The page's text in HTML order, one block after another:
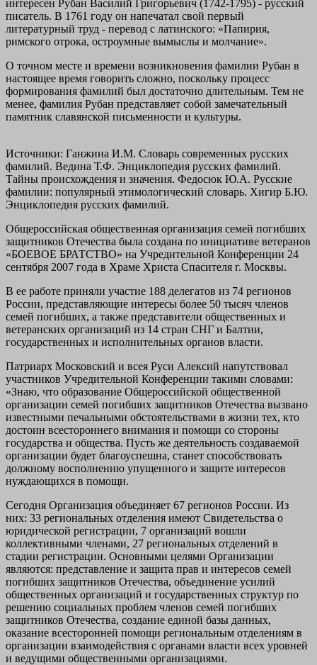
интересен Рубан Василий Григорьевич (1742-1795) - русский
писатель. В 1761 году он напечатал свой первый
литературный труд - перевод с латинского: «Папирия,
римского отрока, остроумные вымыслы и молчание».
О точном месте и времени возникновения фамилии Рубан в
настоящее время говорить сложно, поскольку процесс
формирования фамилий был достаточно длительным. Тем не
менее, фамилия Рубан представляет собой замечательный
памятник славянской письменности и культуры.
Источники: Ганжина И.М. Словарь современных русских
фамилий. Ведина Т.Ф. Энциклопедия русских фамилий.
Тайны происхождения и значения. Федосюк Ю.А. Русские
фамилии: популярный этимологический словарь. Хигир Б.Ю.
Энциклопедия русских фамилий.
Общероссийская общественная организация семей погибших
защитников Отечества была создана по инициативе ветеранов
«БОЕВОЕ БРАТСТВО» на Учредительной Конференции 24
сентября 2007 года в Храме Христа Спасителя г. Москвы.
В ее работе приняли участие 188 делегатов из 74 регионов
России, представляющие интересы более 50 тысяч членов
семей погибших, а также представители общественных и
ветеранских организаций из 14 стран СНГ и Балтии,
государственных и исполнительных органов власти.
Патриарх Московский и всея Руси Алексий напутствовал
участников Учредительной Конференции такими словами:
«Знаю, что образование Общероссийской общественной
организации семей погибших защитников Отечества вызвано
известными печальными обстоятельствами в жизни тех, кто
достоин всестороннего внимания и помощи со стороны
государства и общества. Пусть же деятельность создаваемой
организации будет благоуспешна, станет способствовать
должному восполнению упущенного и защите интересов
нуждающихся в помощи.
Сегодня Организация объединяет 67 регионов России. Из
них: 33 региональных отделения имеют Свидетельства о
юридической регистрации, 7 организаций вошли
коллективными членами, 27 региональных отделений в
стадии регистрации. Основными целями Организации
являются: представление и защита прав и интересов семей
погибших защитников Отечества, объединение усилий
общественных организаций и государственных структур по
решению социальных проблем членов семей погибших
защитников Отечества, создание единой базы данных,
оказание всесторонней помощи региональным отделениям в
организации взаимодействия с органами власти всех уровней
и ведущими общественными организациями.